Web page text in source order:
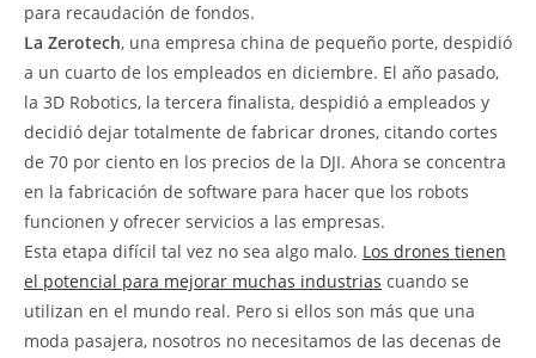
para recaudación de fondos.
La Zerotech, una empresa china de pequeño porte, despidió
a un cuarto de los empleados en diciembre. El año pasado,
la 3D Robotics, la tercera finalista, despidió a empleados y
decidió dejar totalmente de fabricar drones, citando cortes
de 70 por ciento en los precios de la DJI. Ahora se concentra
en la fabricación de software para hacer que los robots
funcionen y ofrecer servicios a las empresas.
Esta etapa difícil tal vez no sea algo malo. Los drones tienen
el potencial para mejorar muchas industrias cuando se
utilizan en el mundo real. Pero si ellos son más que una
moda pasajera, nosotros no necesitamos de las decenas de